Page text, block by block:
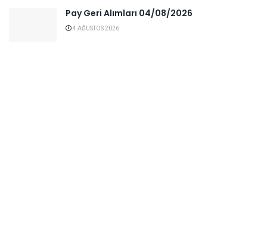
Pay Geri Alımları 04/08/2026
4 AĞUSTOS 2026